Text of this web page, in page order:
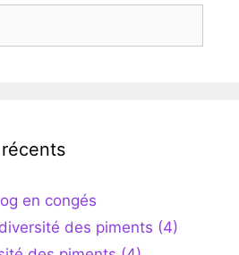
en congés
des piments (4)